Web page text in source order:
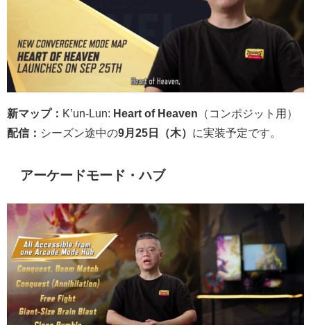
新マップ： K’un-Lun: Heart of Heaven （コンポジット用）
配信： シーズン途中の9月25日（木） に実装予定です。
アーケードモード・ハブ